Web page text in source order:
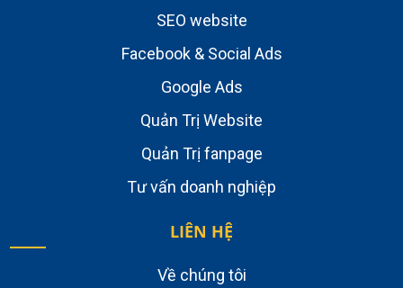
SEO website
Facebook & Social Ads
Google Ads
Quản Trị Website
Quản Trị fanpage
Tư vấn doanh nghiệp
LIÊN HỆ
Về chúng tôi